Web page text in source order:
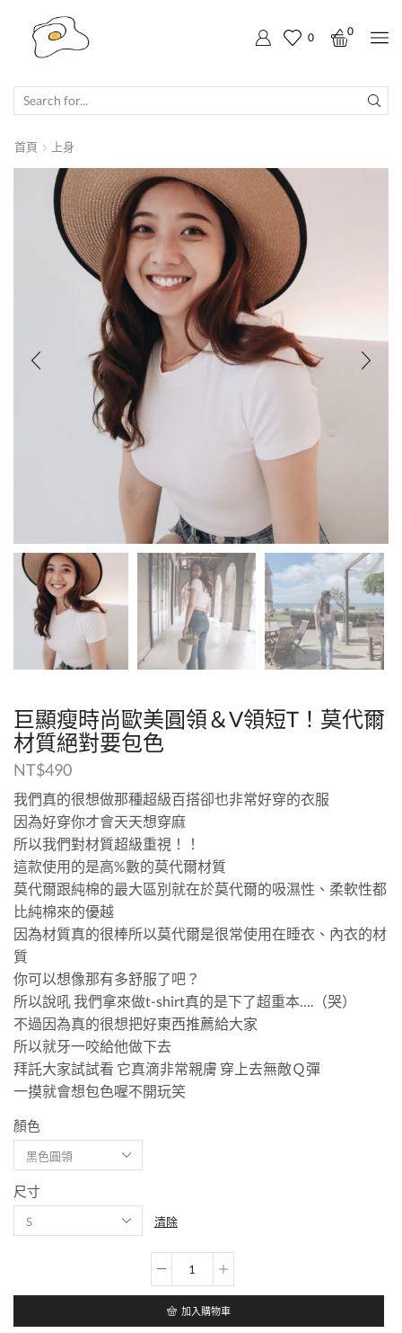
0
0
首頁 上身
巨顯瘦時尚歐美圓領＆V領短T！莫代爾
材質絕對要包色
NT$490
我們真的很想做那種超級百搭卻也非常好穿的衣服
因為好穿你才會天天想穿麻
所以我們對材質超級重視！！
這款使用的是高%數的莫代爾材質
莫代爾跟純棉的最大區別就在於莫代爾的吸濕性、柔軟性都
比純棉來的優越
因為材質真的很棒所以莫代爾是很常使用在睡衣、內衣的材
質
你可以想像那有多舒服了吧？
所以說吼 我們拿來做t-shirt真的是下了超重本….（哭）
不過因為真的很想把好東西推薦給大家
所以就牙一咬給他做下去
拜託大家試試看 它真滴非常親膚 穿上去無敵Ｑ彈
一摸就會想包色喔不開玩笑
顏色
尺寸
清除
巨
顯
瘦
時
加入購物車